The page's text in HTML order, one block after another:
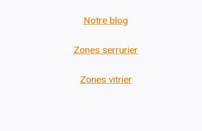
Notre blog
Zones serrurier
Zones vitrier